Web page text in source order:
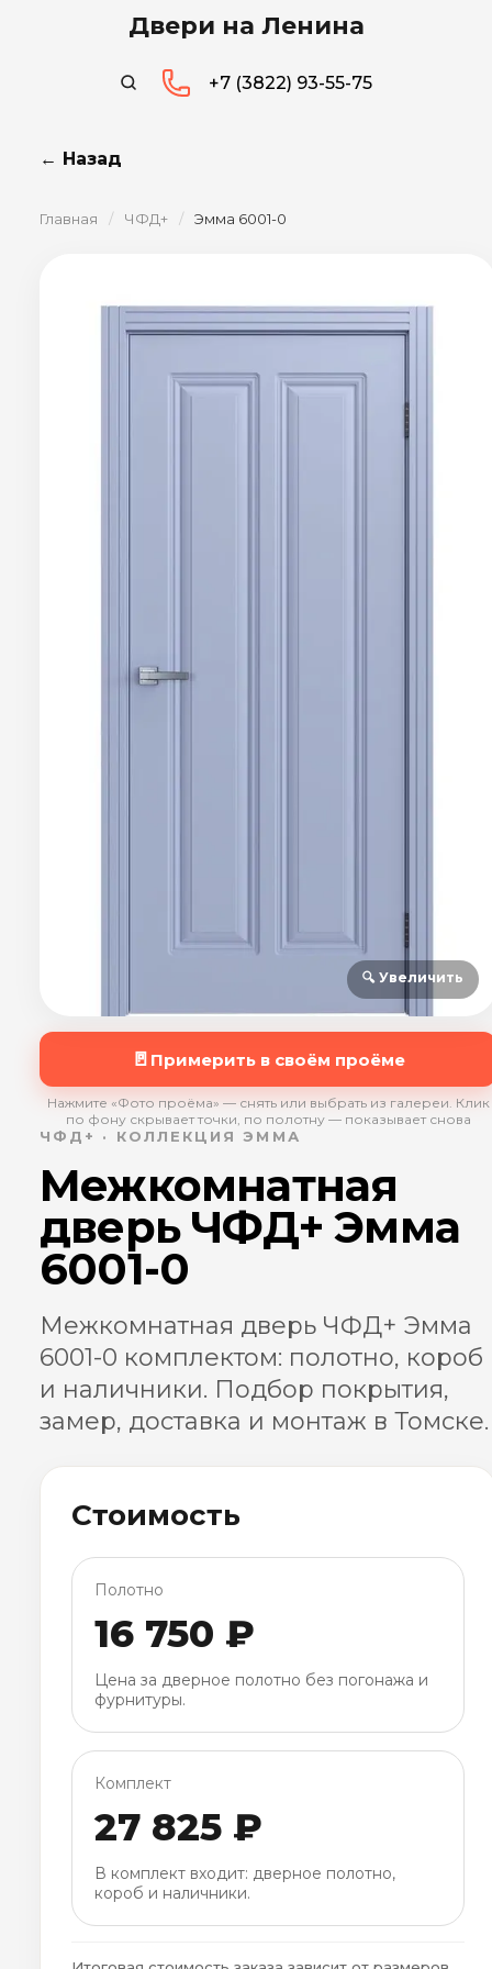
Двери на Ленина
+7 (3822) 93-55-75
← Назад
Главная / ЧФД+ / Эмма 6001-0
🔍 Увеличить
🚪 Примерить в своём проёме
Нажмите «Фото проёма» — снять или выбрать из галереи. Клик
по фону скрывает точки, по полотну — показывает снова
ЧФД+ · КОЛЛЕКЦИЯ ЭММА
Межкомнатная
дверь ЧФД+ Эмма
6001-0
Межкомнатная дверь ЧФД+ Эмма
6001-0 комплектом: полотно, короб
и наличники. Подбор покрытия,
замер, доставка и монтаж в Томске.
Стоимость
Полотно
16 750 ₽
Цена за дверное полотно без погонажа и
фурнитуры.
Комплект
27 825 ₽
В комплект входит: дверное полотно,
короб и наличники.